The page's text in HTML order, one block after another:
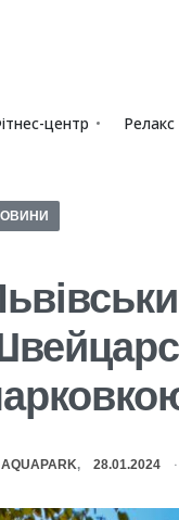
центр Релакс
AQUAPARK 28.01.2024